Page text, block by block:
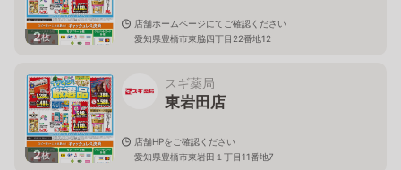
2枚
店舗ホームページにてご確認ください
愛知県豊橋市東脇四丁目22番地12
2枚
スギ薬局
東岩田店
店舗HPをご確認ください
愛知県豊橋市東岩田１丁目11番地7